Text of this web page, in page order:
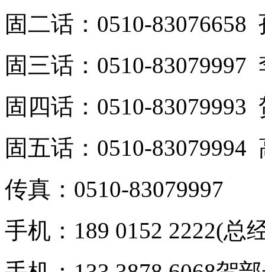
固二话：0510-83076658
固三话：0510-83079997
固四话：0510-83079993
固五话：0510-83079994
传真：0510-83079997
手机：189 0152 2222(总